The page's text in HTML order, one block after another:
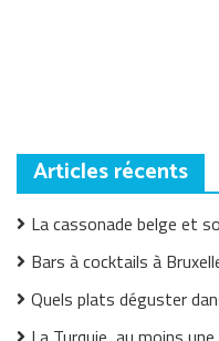
Articles récents
La cassonade belge et
Bars à cocktails à
Quels plats déguster